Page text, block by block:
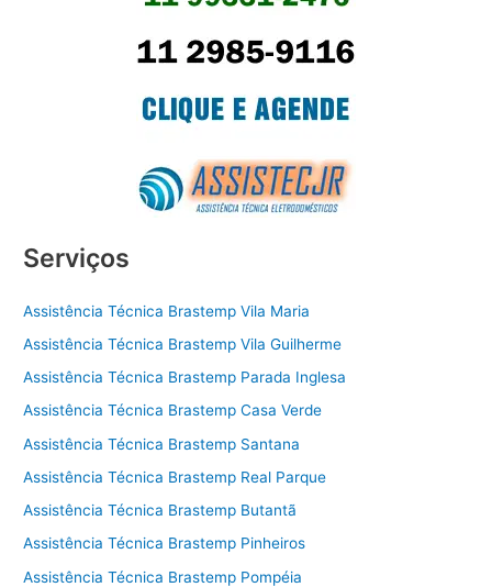
Serviços
Assistência Técnica Brastemp Vila Maria
Assistência Técnica Brastemp Vila Guilherme
Assistência Técnica Brastemp Parada Inglesa
Assistência Técnica Brastemp Casa Verde
Assistência Técnica Brastemp Santana
Assistência Técnica Brastemp Real Parque
Assistência Técnica Brastemp Butantã
Assistência Técnica Brastemp Pinheiros
Assistência Técnica Brastemp Pompéia